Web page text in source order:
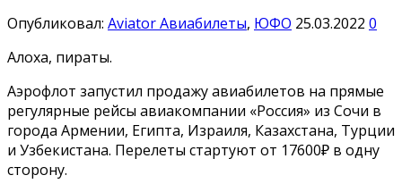
Опубликовал: AviatorАвиабилеты, ЮФО 25.03.2022 0
Алоха, пираты.
Аэрофлот запустил продажу авиабилетов на прямые
регулярные рейсы авиакомпании «Россия» из Сочи в
города Армении, Египта, Израиля, Казахстана, Турции
и Узбекистана. Перелеты стартуют от 17600₽ в одну
сторону.